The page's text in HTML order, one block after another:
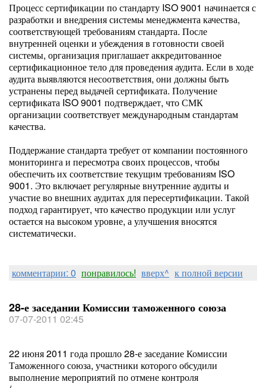
Процесс сертификации по стандарту ISO 9001 начинается с
разработки и внедрения системы менеджмента качества,
соответствующей требованиям стандарта. После
внутренней оценки и убеждения в готовности своей
системы, организация приглашает аккредитованное
сертификационное тело для проведения аудита. Если в ходе
аудита выявляются несоответствия, они должны быть
устранены перед выдачей сертификата. Получение
сертификата ISO 9001 подтверждает, что СМК
организации соответствует международным стандартам
качества.
Поддержание стандарта требует от компании постоянного
мониторинга и пересмотра своих процессов, чтобы
обеспечить их соответствие текущим требованиям ISO
9001. Это включает регулярные внутренние аудиты и
участие во внешних аудитах для пересертификации. Такой
подход гарантирует, что качество продукции или услуг
остается на высоком уровне, а улучшения вносятся
систематически.
комментарии: 0 понравилось! вверх^ к полной версии
28-е заседании Комиссии таможенного союза
07-07-2011 02:45
22 июня 2011 года прошло 28-е заседание Комиссии
Таможенного союза, участники которого обсудили
выполнение мероприятий по отмене контроля